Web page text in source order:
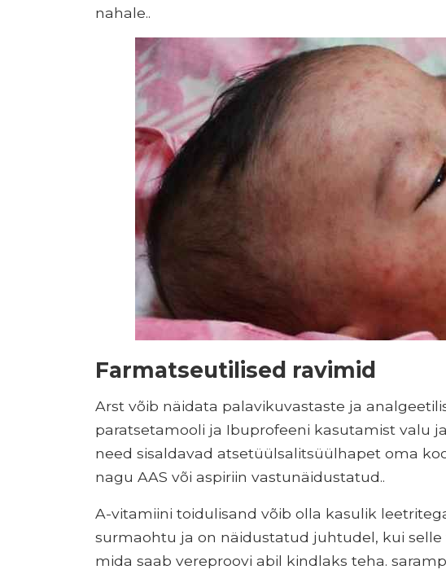
nahale..
Farmatseutilised ravimid
Arst võib näidata palavikuvastaste ja
paratsetamooli ja Ibuprofeeni kasutamist valu
need sisaldavad atsetüülsalitsüülhapet oma
nagu AAS või aspiriin vastunäidustatud..
A-vitamiini toidulisand võib olla kasulik
surmaohtu ja on näidustatud juhtudel, kui selle
mida saab vereproovi abil kindlaks teha.